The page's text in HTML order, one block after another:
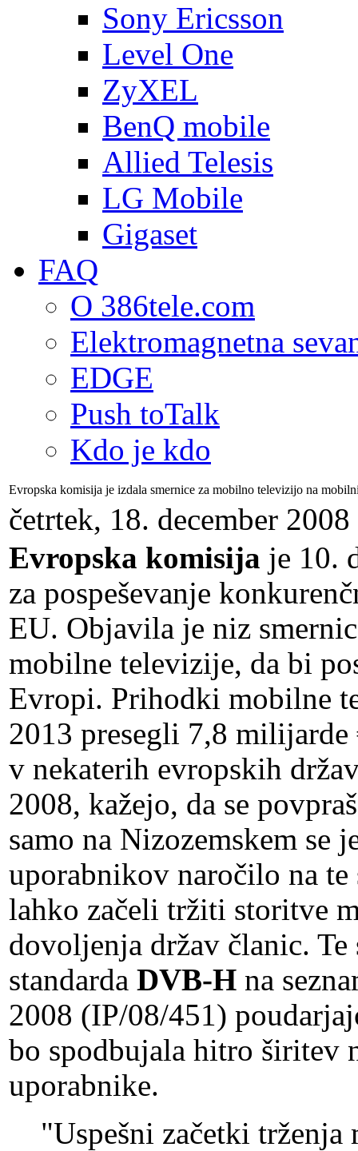
Sony Ericsson
Level One
ZyXEL
BenQ mobile
Allied Telesis
LG Mobile
Gigaset
FAQ
O 386tele.com
Elektromagnetna
EDGE
Push toTalk
Kdo je kdo
Evropska komisija je izdala smernice za mobilno televizijo na
četrtek, 18. december 2008
Evropska komisija je 10.
za pospeševanje
EU. Objavila je niz
mobilne televizije, da bi
Evropi. Prihodki mobilne
2013 presegli 7,8
v nekaterih evropskih
2008, kažejo, da se
samo na Nizozemskem se
uporabnikov naročilo na
lahko začeli tržiti storitve
dovoljenja držav članic.
standarda DVB-H na
2008 (IP/08/451)
bo spodbujala hitro širitev
uporabnike.
"Uspešni začetki